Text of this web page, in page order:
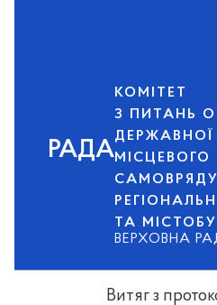
РАДА
КОМІТЕТ
З ПИТАНЬ
МІСЦЕВОГО
ТА
ВЕРХОВНА
Витяг з